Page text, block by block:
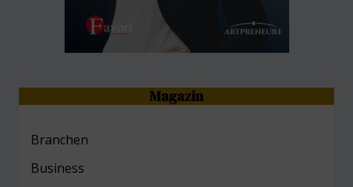
Magazin
Branchen
Business